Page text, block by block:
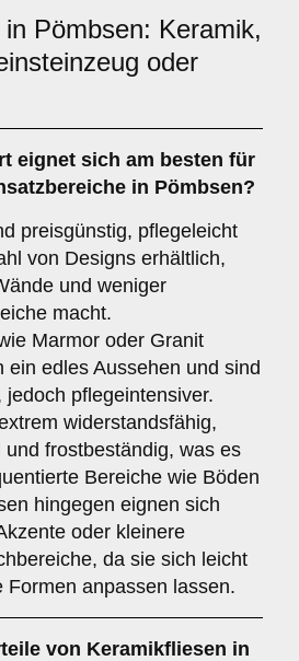
in Pömbsen: Keramik,
oder
eignet sich am besten für
in Pömbsen?
preisgünstig, pflegeleicht
von Designs erhältlich,
und weniger
macht.
Marmor oder Granit
ein edles Aussehen und sind
jedoch pflegeintensiver.
widerstandsfähig,
frostbeständig, was es
Bereiche wie Böden
hingegen eignen sich
oder kleinere
da sie sich leicht
Formen anpassen lassen.
von Keramikfliesen in